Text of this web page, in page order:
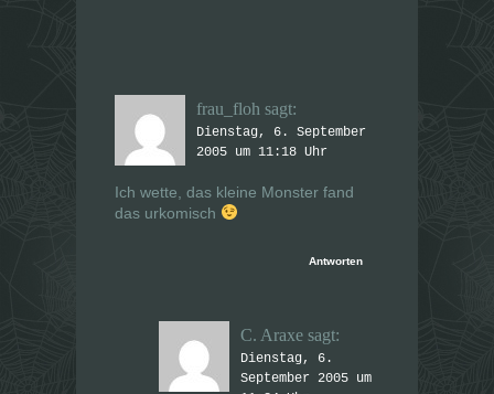
frau_floh sagt:
Dienstag, 6. September
2005 um 11:18 Uhr
Ich wette, das kleine Monster fand
das urkomisch
Antworten
C. Araxe sagt:
Dienstag, 6.
September 2005 um